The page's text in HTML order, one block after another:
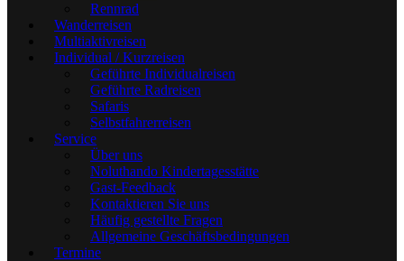
Rennrad
Wanderreisen
Multiaktivreisen
Individual / Kurzreisen
Geführte Individualreisen
Geführte Radreisen
Safaris
Selbstfahrerreisen
Service
Über uns
Noluthando Kindertagesstätte
Gast-Feedback
Kontaktieren Sie uns
Häufig gestellte Fragen
Allgemeine Geschäftsbedingungen
Termine